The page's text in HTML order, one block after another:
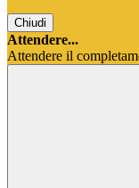
Chiudi
Attendere...
Attendere il